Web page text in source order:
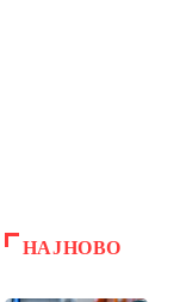
НАЈНОВО